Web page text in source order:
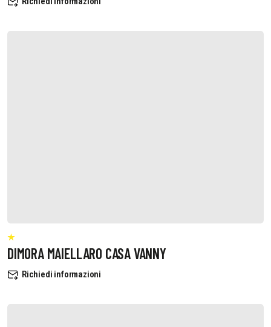
DIMORA MAIELLARO CASA VANNY
Richiedi informazioni